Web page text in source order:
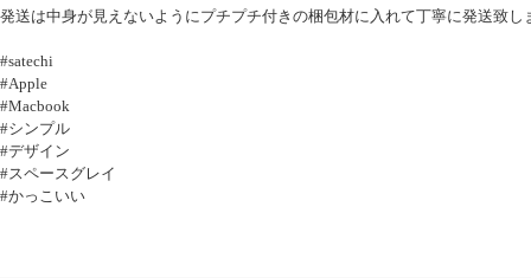
発送は中身が見えないようにプチプチ付きの梱包材に入れて丁寧に発送致し
#satechi
#Apple
#Macbook
#シンプル
#デザイン
#スペースグレイ
#かっこいい